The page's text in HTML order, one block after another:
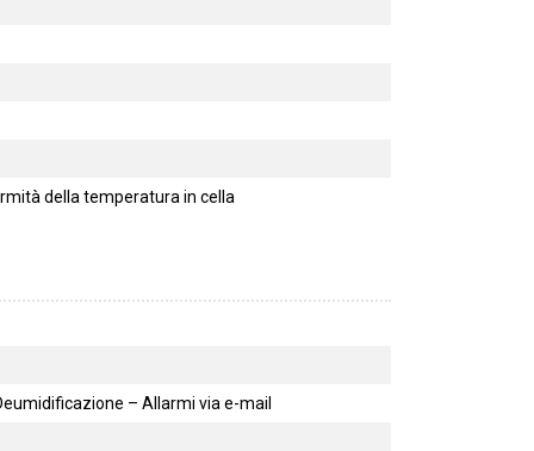
della temperatura in cella
– Allarmi via e-mail